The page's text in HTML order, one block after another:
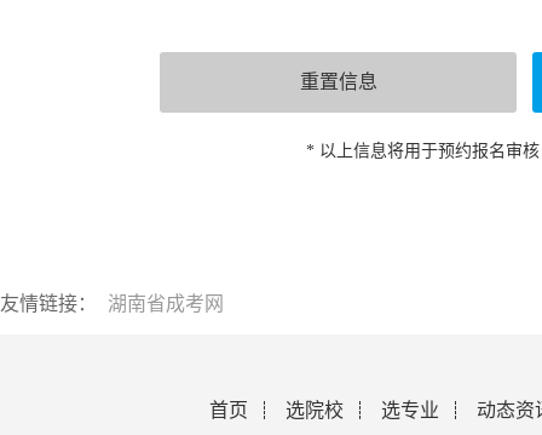
* 以上信息将用于预约报名审
友情链接： 湖南省成考网
首页 选院校 选专业
动态资